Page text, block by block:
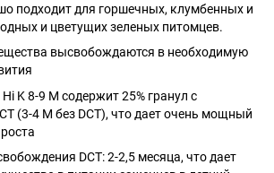
подходит для горшечных, клумбенных и
и цветущих зеленых питомцев.
высвобождаются в необходимую
K 8-9 М содержит 25% гранул с
(3-4 М без DCT), что дает очень мощный
DCT: 2-2,5 месяца, что дает